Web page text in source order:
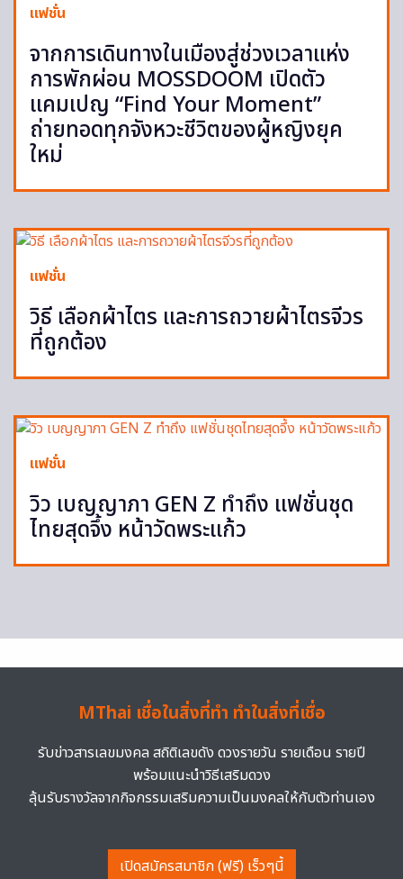
แฟชั่น
จากการเดินทางในเมืองสู่ช่วงเวลาแห่ง
การพักผ่อน MOSSDOOM เปิดตัว
แคมเปญ “Find Your Moment”
ถ่ายทอดทุกจังหวะชีวิตของผู้หญิงยุค
ใหม่
แฟชั่น
วิธี เลือกผ้าไตร และการถวายผ้าไตรจีวร
ที่ถูกต้อง
แฟชั่น
วิว เบญญาภา GEN Z ทำถึง แฟชั่นชุด
ไทยสุดจึ้ง หน้าวัดพระแก้ว
MThai เชื่อในสิ่งที่ทำ ทำในสิ่งที่เชื่อ
รับข่าวสารเลขมงคล สถิติเลขดัง ดวงรายวัน รายเดือน รายปี
พร้อมแนะนำวิธีเสริมดวง
ลุ้นรับรางวัลจากกิจกรรมเสริมความเป็นมงคลให้กับตัวท่านเอง
เปิดสมัครสมาชิก (ฟรี) เร็วๆนี้